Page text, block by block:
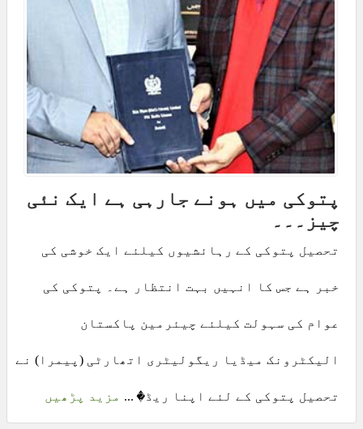
پتوکی میں ہونے جارہی ہے ایک نئی
چیز۔۔۔
تحصیل پتوکی کے رہائشیوں کیلئے ایک خوشی کی
خبر ہے جس کا انہیں بہت انتظار ہے۔ پتوکی کی
عوام کی سہولت کیلئے چیئرمین پاکستان
الیکٹرونک میڈیا ریگولیٹری اتھارٹی (پیمرا) نے
تحصیل پتوکی کے لئے اپنا ریڈ� ... مزید پڑھیں